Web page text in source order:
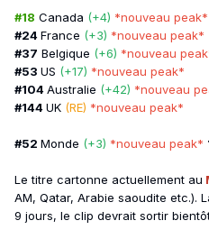
#18 Canada (+4) *nouveau peak*
#24France (+3) *nouveau peak*
#37 Belgique (+6) *nouveau
#53 US (+17) *nouveau peak*
#104Australie (+42) *nouveau
#144UK (RE) *nouveau peak*
#52 Monde (+3) *nouveau peak*
Le titre cartonne actuellement au
AM, Qatar, Arabie saoudite etc.).
9 jours, le clip devrait sortir